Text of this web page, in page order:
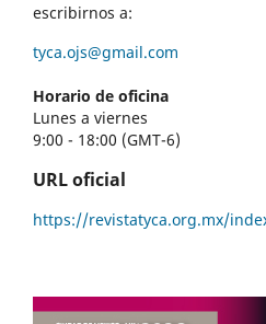
escribirnos a:
tyca.ojs@gmail.com
Horario de oficina
Lunes a viernes
9:00 - 18:00 (GMT-6)
URL oficial
https://revistatyca.org.mx/